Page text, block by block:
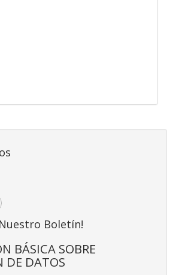
Boletín!
BÁSICA SOBRE
DE DATOS